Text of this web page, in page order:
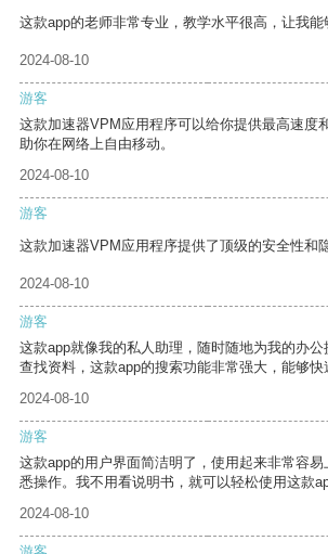
这款app的老师非常专业，教学水平很高，让我能
2024-08-10
游客
这款加速器VPM应用程序可以给你提供最高速度
助你在网络上自由移动。
2024-08-10
游客
这款加速器VPM应用程序提供了顶级的安全性和
2024-08-10
游客
这款app就像我的私人助理，随时随地为我的办
查找资料，这款app的搜索功能非常强大，能够快
2024-08-10
游客
这款app的用户界面简洁明了，使用起来非常容
悉操作。我不用看说明书，就可以轻松使用这款
2024-08-10